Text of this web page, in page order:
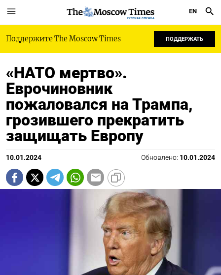
РУССКАЯ СЛУЖБА
EN
Поддержите The Moscow Times ПОДДЕРЖАТЬ
«НАТО мертво».
Еврочиновник
пожаловался на Трампа,
грозившего прекратить
защищать Европу
10.01.2024 Обновлено: 10.01.2024